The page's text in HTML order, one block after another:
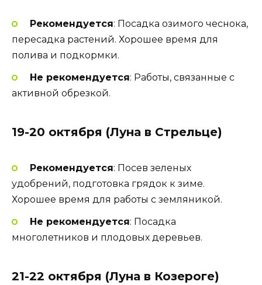
Рекомендуется: Посадка озимого чеснока,
пересадка растений. Хорошее время для
полива и подкормки.
Не рекомендуется: Работы, связанные с
активной обрезкой.
19-20 октября (Луна в Стрельце)
Рекомендуется: Посев зеленых
удобрений, подготовка грядок к зиме.
Хорошее время для работы с земляникой.
Не рекомендуется: Посадка
многолетников и плодовых деревьев.
21-22 октября (Луна в Козероге)